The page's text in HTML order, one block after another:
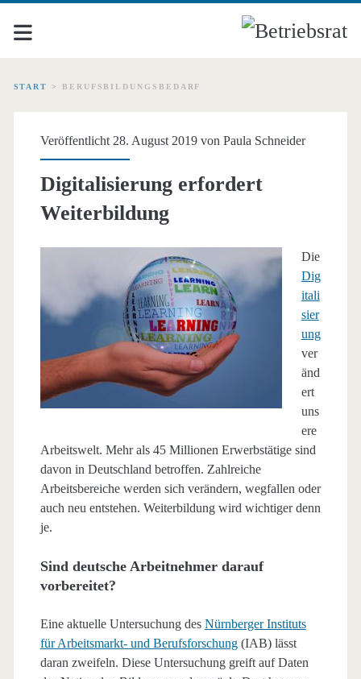
START > BERUFSBILDUNGSBEDARF
Schlagwort:
Veröffentlicht 28. August 2019 von Paula Schneider
Digitalisierung erfordert
Weiterbildung
Die
Dig
itali
sier
ung
ver
änd
ert
uns
ere
Arbeitswelt. Mehr als 45 Millionen Erwerbstätige sind
davon in Deutschland betroffen. Zahlreiche
Arbeitsbereiche werden sich verändern, wegfallen oder
auch neu entstehen. Weiterbildung wird wichtiger denn
je.
Sind deutsche Arbeitnehmer darauf
vorbereitet?
Eine aktuelle Untersuchung des Nürnberger Instituts
für Arbeitsmarkt- und Berufsforschung(IAB) lässt
daran zweifeln. Diese Untersuchung greift auf Daten